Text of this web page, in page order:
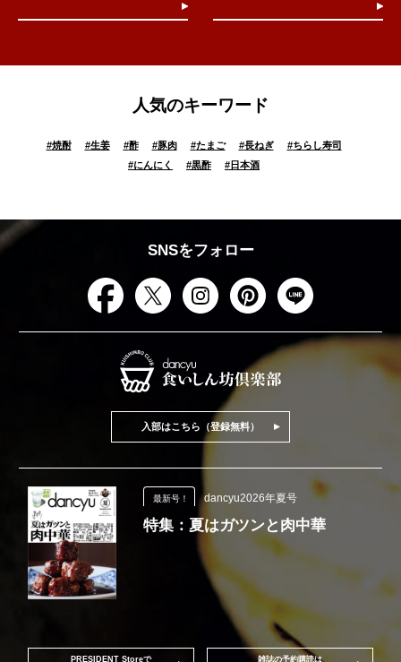
人気のキーワード
#焼酎 #生姜 #酢 #豚肉 #たまご #長ねぎ #ちらし寿司
#にんにく #黒酢 #日本酒
SNSをフォロー
入部はこちら（登録無料）
最新号！ dancyu2026年夏号
特集：夏はガツンと肉中華
PRESIDENT Storeで 雑誌の予約購読は